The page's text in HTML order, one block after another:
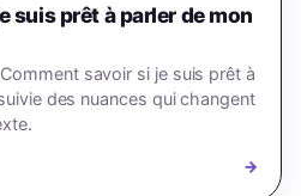
suis prêt à parler de mon
savoir si je suis prêt à
des nuances qui changent
→